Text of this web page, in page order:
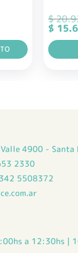
$
El
precio
era:
$
$
4900 - Santa
2330
5508372
a 12:30hs |